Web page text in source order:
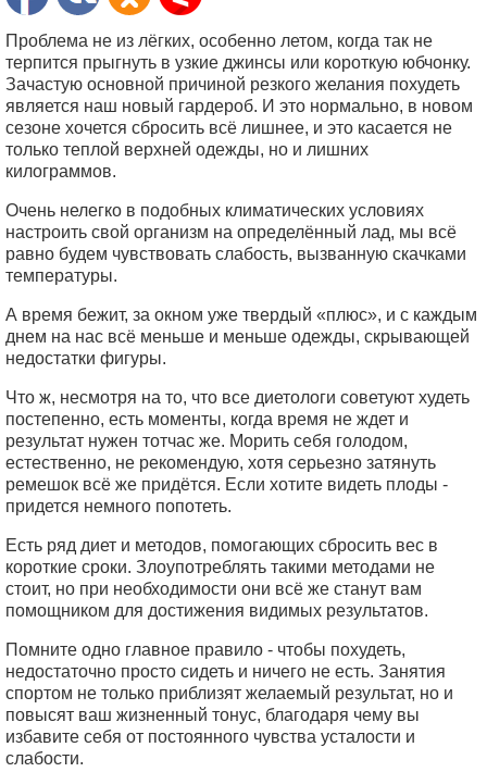
Проблема не из лёгких, особенно летом, когда так не
терпится прыгнуть в узкие джинсы или короткую юбчонку.
Зачастую основной причиной резкого желания похудеть
является наш новый гардероб. И это нормально, в новом
сезоне хочется сбросить всё лишнее, и это касается не
только теплой верхней одежды, но и лишних
килограммов.
Очень нелегко в подобных климатических условиях
настроить свой организм на определённый лад, мы всё
равно будем чувствовать слабость, вызванную скачками
температуры.
А время бежит, за окном уже твердый «плюс», и с каждым
днем на нас всё меньше и меньше одежды, скрывающей
недостатки фигуры.
Что ж, несмотря на то, что все диетологи советуют худеть
постепенно, есть моменты, когда время не ждет и
результат нужен тотчас же. Морить себя голодом,
естественно, не рекомендую, хотя серьезно затянуть
ремешок всё же придётся. Если хотите видеть плоды -
придется немного попотеть.
Есть ряд диет и методов, помогающих сбросить вес в
короткие сроки. Злоупотреблять такими методами не
стоит, но при необходимости они всё же станут вам
помощником для достижения видимых результатов.
Помните одно главное правило - чтобы похудеть,
недостаточно просто сидеть и ничего не есть. Занятия
спортом не только приблизят желаемый результат, но и
повысят ваш жизненный тонус, благодаря чему вы
избавите себя от постоянного чувства усталости и
слабости.